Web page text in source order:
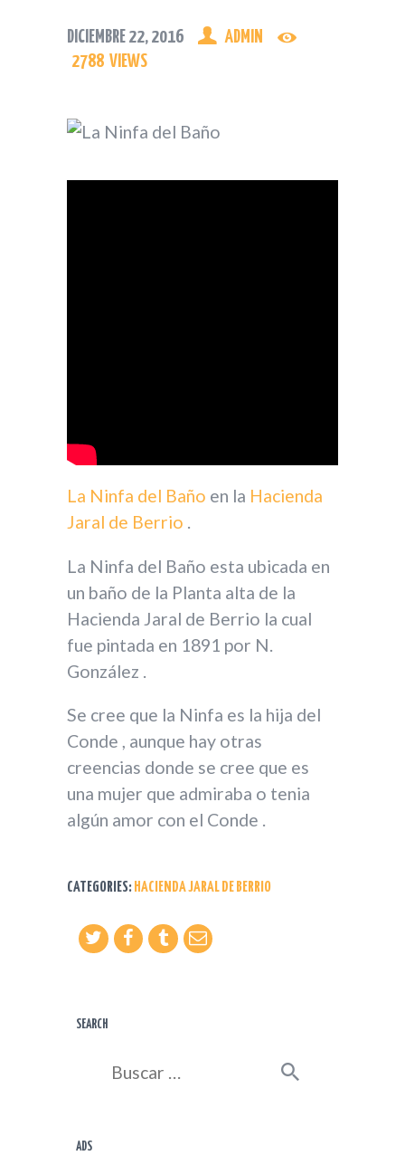
CÓMO LLEGAR A JARAL
DICIEMBRE 22, 2016
ADMIN
2788 VIEWS
La Ninfa del Baño en la Hacienda
Jaral de Berrio .
La Ninfa del Baño esta ubicada en
un baño de la Planta alta de la
Hacienda Jaral de Berrio la cual
fue pintada en 1891 por N.
González .
Se cree que la Ninfa es la hija del
Conde , aunque hay otras
creencias donde se cree que es
una mujer que admiraba o tenia
algún amor con el Conde .
CATEGORIES: HACIENDA JARAL DE BERRIO
SEARCH
ADS